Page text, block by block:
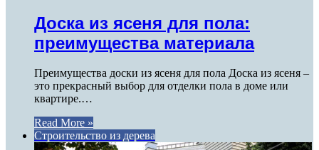
Доска из ясеня для пола:
преимущества материала
Преимущества доски из ясеня для пола Доска из ясеня –
это прекрасный выбор для отделки пола в доме или
квартире.…
Read More »
Строительство из дерева